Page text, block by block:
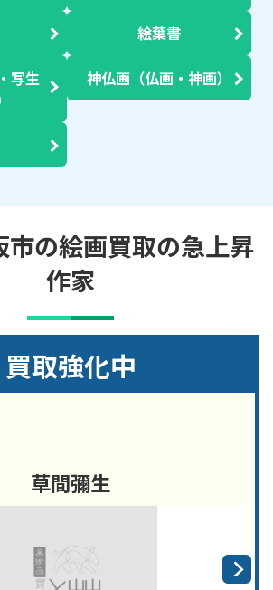
絵葉書
写生
神仏画（仏画・神画）
市の絵画買取の急上昇
作家
買取強化中
草間彌生